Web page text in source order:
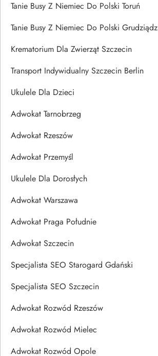
Tanie Busy Z Niemiec Do Polski Toruń
Tanie Busy Z Niemiec Do Polski Grudziądz
Krematorium Dla Zwierząt Szczecin
Transport Indywidualny Szczecin Berlin
Ukulele Dla Dzieci
Adwokat Tarnobrzeg
Adwokat Rzeszów
Adwokat Przemyśl
Ukulele Dla Dorosłych
Adwokat Warszawa
Adwokat Praga Południe
Adwokat Szczecin
Specjalista SEO Starogard Gdański
Specjalista SEO Szczecin
Adwokat Rozwód Rzeszów
Adwokat Rozwód Mielec
Adwokat Rozwód Opole